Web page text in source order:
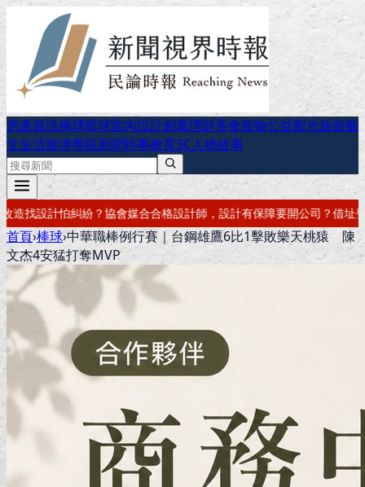
房產資訊棒球籃球室內設計創業理財美食寵物公益觀光旅遊藝
文生活旗津專區新聞時事教育3C人物故事
設計有保障要開公司？借址登記・公司設立・工商登記一次辦好記帳報
首頁›棒球›中華職棒例行賽｜台鋼雄鷹6比1擊敗樂天桃猿 陳
文杰4安猛打奪MVP